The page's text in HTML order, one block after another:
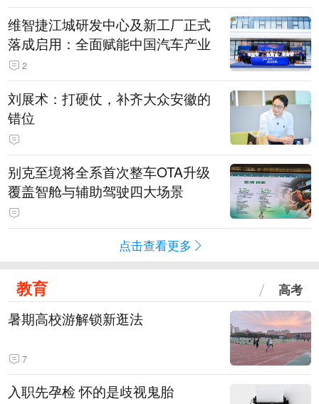
维智捷江城研发中心及新工厂正式
落成启用：全面赋能中国汽车产业
2
刘展术：打硬仗，补齐大众安徽的
错位
别克至境将全系首次整车OTA升级
覆盖智舱与辅助驾驶四大场景
点击查看更多
教育 高考
暑期高校游解锁新逛法
7
入职先孕检 怀的是歧视鬼胎